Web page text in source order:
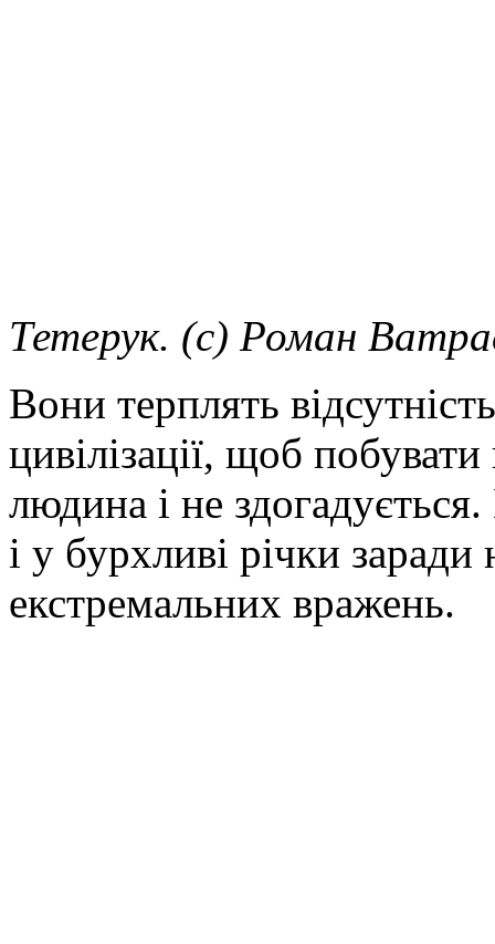
Тетерук. (с) Роман
Вони терплять
цивілізації, щоб
людина і не
і у бурхливі річки заради
екстремальних вражень.